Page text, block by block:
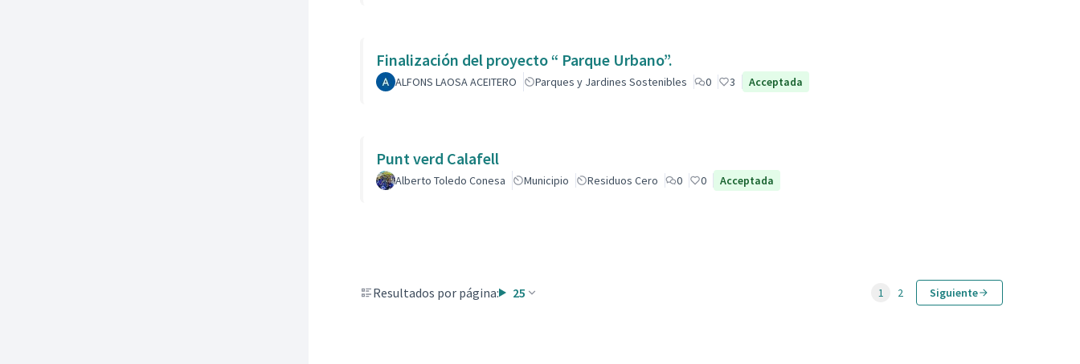
Finalización del proyecto “ Parque Urbano”.
ALFONS LAOSA ACEITERO Parques y Jardines Sostenibles 0 3 Acceptada
Punt verd Calafell
Alberto Toledo Conesa Municipio Residuos Cero 0 0 Acceptada
Resultados por página: 25 1 2 Siguiente